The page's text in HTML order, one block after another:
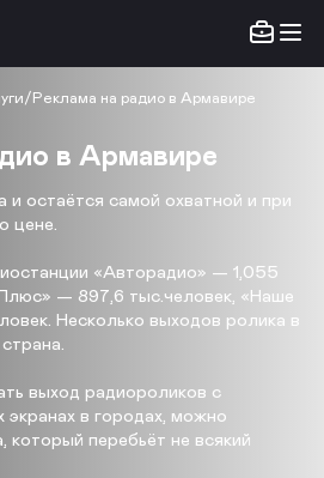
/Реклама на радио в Армавире
в Армавире
остаётся самой охватной и при
цене.
«Авторадио» — 1,055
— 897,6 тыс.человек, «Наше
Несколько выходов ролика в
выход радиороликов с
в городах, можно
перебьёт не всякий